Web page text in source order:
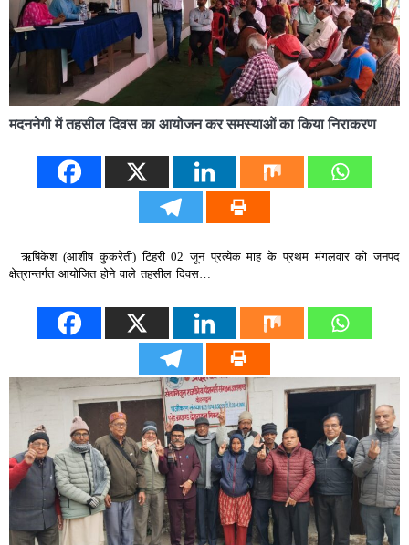
मदननेगी में तहसील दिवस का आयोजन कर समस्याओं का किया निराकरण
ऋषिकेश (आशीष कुकरेती) टिहरी 02 जून प्रत्येक माह के प्रथम मंगलवार को जनपद
क्षेत्रान्तर्गत आयोजित होने वाले तहसील दिवस…